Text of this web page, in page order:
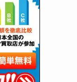
(27)